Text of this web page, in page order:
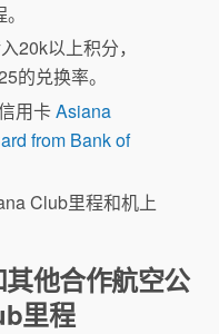
20k以上积分，
的兑换率。
用卡Asiana
from Bank of
Club里程和机上
他合作航空公
里程